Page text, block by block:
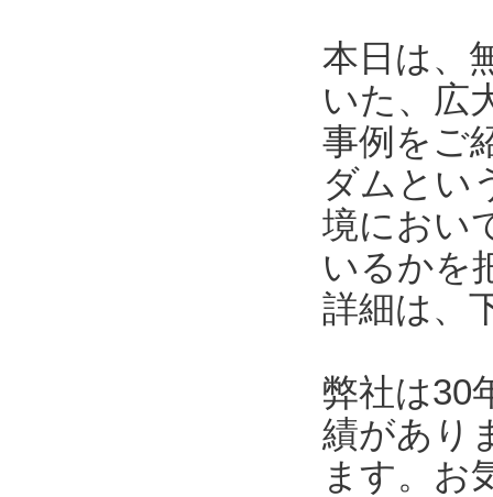
本日は、
いた、広
事例をご
ダムとい
境におい
いるかを
詳細は、
弊社は30
績があり
ます。お